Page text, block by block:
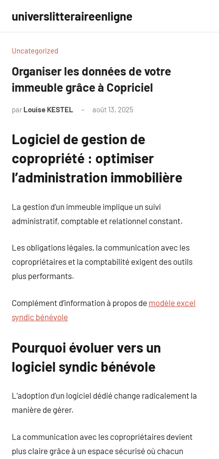
contenu
universlitteraireenligne
Uncategorized
Organiser les données de votre
immeuble grâce à Copriciel
par Louise KESTEL août 13, 2025
Logiciel de gestion de
copropriété : optimiser
l’administration immobilière
La gestion d’un immeuble implique un suivi
administratif, comptable et relationnel constant.
Les obligations légales, la communication avec les
copropriétaires et la comptabilité exigent des outils
plus performants.
Complément d’information à propos de modèle excel
syndic bénévole
Pourquoi évoluer vers un
logiciel syndic bénévole
L’adoption d’un logiciel dédié change radicalement la
manière de gérer.
La communication avec les copropriétaires devient
plus claire grâce à un espace sécurisé où chacun